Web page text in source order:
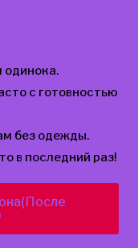
одинока.
с готовностью
без одежды.
в последний раз!